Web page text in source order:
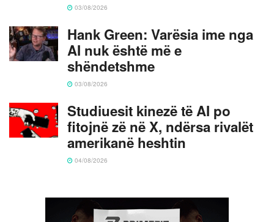
03/08/2026
Hank Green: Varësia ime nga
AI nuk është më e
shëndetshme
03/08/2026
Studiuesit kinezë të AI po
fitojnë zë në X, ndërsa rivalët
amerikanë heshtin
04/08/2026